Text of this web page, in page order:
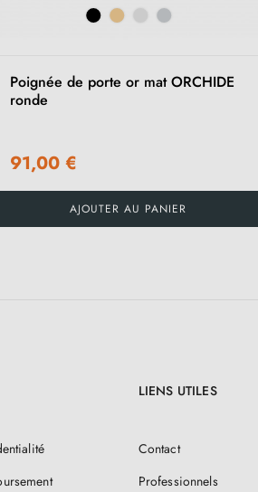
Poignée de porte or mat ORCHIDE
ronde
91,00 €
AJOUTER AU PANIER
LIENS UTILES
Contact
Professionnels